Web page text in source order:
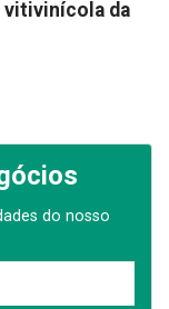
vitivinícola da
do nosso